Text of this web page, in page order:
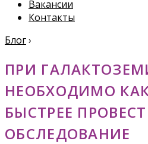
Вакансии
Контакты
Блог›
ПРИ
НЕОБХОДИМО
БЫСТРЕЕ
ОБСЛЕДОВАНИЕ